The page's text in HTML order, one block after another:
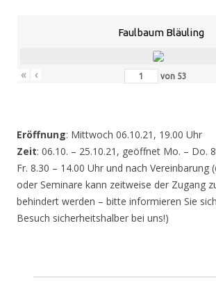
Faulbaum Bläuling
« ‹ von 53
Eröffnung: Mittwoch 06.10.21, 19.00 Uhr
Zeit: 06.10. – 25.10.21, geöffnet Mo. – Do.
Fr. 8.30 – 14.00 Uhr und nach Vereinbarung
oder Seminare kann zeitweise der Zugang
behindert werden – bitte informieren Sie
Besuch sicherheitshalber bei uns!)